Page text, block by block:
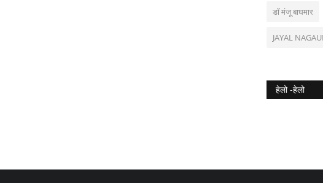
डॉ मंजू बाघमार
JAYAL
हेलो -हेलो